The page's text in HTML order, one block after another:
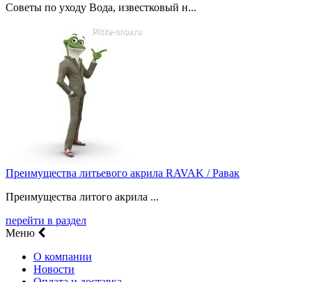
Советы по уходу Вода, известковый н...
Преимущества литьевого акрила RAVAK / Равак
Преимущества литого акрила ...
перейти в раздел
Меню
О компании
Новости